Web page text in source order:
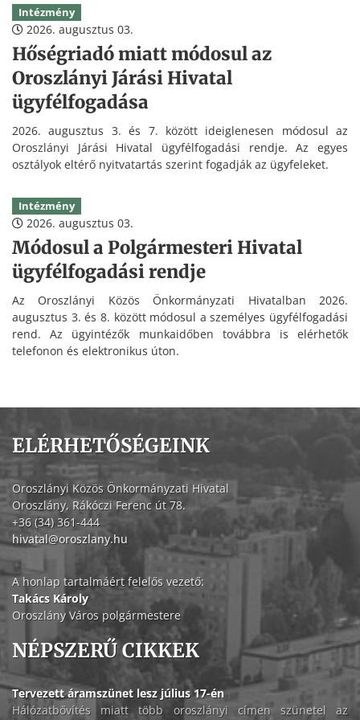
Intézmény
2026. augusztus 03.
Hőségriadó miatt módosul az
Oroszlányi Járási Hivatal
ügyfélfogadása
2026. augusztus 3. és 7. között ideiglenesen módosul az
Oroszlányi Járási Hivatal ügyfélfogadási rendje. Az egyes
osztályok eltérő nyitvatartás szerint fogadják az ügyfeleket.
Intézmény
2026. augusztus 03.
Módosul a Polgármesteri Hivatal
ügyfélfogadási rendje
Az Oroszlányi Közös Önkormányzati Hivatalban 2026.
augusztus 3. és 8. között módosul a személyes ügyfélfogadási
rend. Az ügyintézők munkaidőben továbbra is elérhetők
telefonon és elektronikus úton.
ELÉRHETŐSÉGEINK
Oroszlányi Közös Önkormányzati Hivatal
Oroszlány, Rákóczi Ferenc út 78.
+36 (34) 361-444
hivatal@oroszlany.hu
A honlap tartalmáért felelős vezető:
Takács Károly
Oroszlány Város polgármestere
NÉPSZERŰ CIKKEK
Tervezett áramszünet lesz július 17-én
Hálózatbővítés miatt több oroszlányi címen szünetel az